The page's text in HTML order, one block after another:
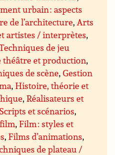
urbain : aspects
de l’architecture,Arts
artistes / interprètes,
de jeu
théâtre et production,
de scène,Gestion
,Histoire, théorie et
,Réalisateurs et
Scripts et scénarios,
,Film : styles et
,Films d’animations,
de plateau /